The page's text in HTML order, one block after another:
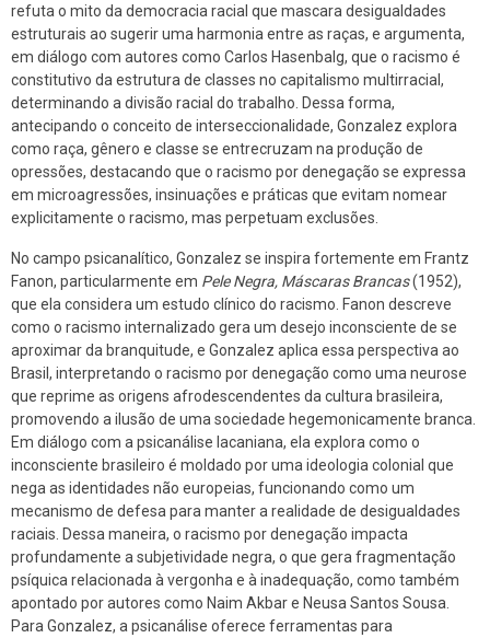
refuta o mito da democracia racial que mascara desigualdades
estruturais ao sugerir uma harmonia entre as raças, e argumenta,
em diálogo com autores como Carlos Hasenbalg, que o racismo é
constitutivo da estrutura de classes no capitalismo multirracial,
determinando a divisão racial do trabalho. Dessa forma,
antecipando o conceito de interseccionalidade, Gonzalez explora
como raça, gênero e classe se entrecruzam na produção de
opressões, destacando que o racismo por denegação se expressa
em microagressões, insinuações e práticas que evitam nomear
explicitamente o racismo, mas perpetuam exclusões.
No campo psicanalítico, Gonzalez se inspira fortemente em Frantz
Fanon, particularmente em Pele Negra, Máscaras Brancas(1952),
que ela considera um estudo clínico do racismo. Fanon descreve
como o racismo internalizado gera um desejo inconsciente de se
aproximar da branquitude, e Gonzalez aplica essa perspectiva ao
Brasil, interpretando o racismo por denegação como uma neurose
que reprime as origens afrodescendentes da cultura brasileira,
promovendo a ilusão de uma sociedade hegemonicamente branca.
Em diálogo com a psicanálise lacaniana, ela explora como o
inconsciente brasileiro é moldado por uma ideologia colonial que
nega as identidades não europeias, funcionando como um
mecanismo de defesa para manter a realidade de desigualdades
raciais. Dessa maneira, o racismo por denegação impacta
profundamente a subjetividade negra, o que gera fragmentação
psíquica relacionada à vergonha e à inadequação, como também
apontado por autores como Naim Akbar e Neusa Santos Sousa.
Para Gonzalez, a psicanálise oferece ferramentas para